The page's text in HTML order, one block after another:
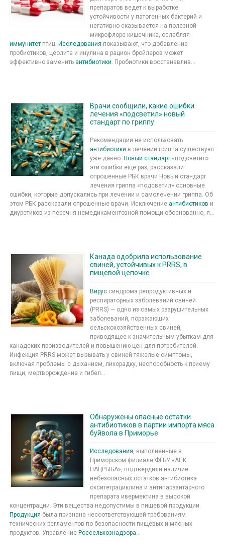
препаратов ведет к выработке
устойчивости у патогенных бактерий и
негативно сказывается на полезной
микрофлоре кишечника, ослабляя
иммунитет птиц. Исследования показывают, что добавление
пробиотиков, цеолита и инулина в рацион бройлеров может
эффективно заменить антибиотики . Пробиотики восстанавлив...
Врачи сообщили, какие ошибки
лечения «подсветил» новый
стандарт по гриппу
Рекомендации не использовать
антибиотики в лечении гриппа существуют
уже давно. Новый стандарт «подсветил»
эти ошибки еще раз, рассказали
опрошенные РБК врачи Новый стандарт
лечения гриппа «подсветил» основные
ошибки, которые допускались при лечении и самолечении гриппа. Об
этом РБК рассказали опрошенные врачи. Исключение антибиотиков и
диуретиков из перечня немедикаментозной помощи обоснованно, я...
Канада одобрила использование
свиней, устойчивых к PRRS, в
пищевой цепочке
Вирус синдрома репродуктивных и
респираторных заболеваний свиней
(PRRS) — одно из самых разрушительных
заболеваний, поражающих
сельскохозяйственных свиней,
приводящее к значительным убыткам для
канадских производителей и повышению цен для потребителей.
Инфекция PRRS может вызывать у свиней тяжелые симптомы,
включая проблемы с дыханием, лихорадку, неспособность к приему
пищи, мертворождение и гибел...
Обнаружены опасные остатки
антибиотиков в партии импорта мяса
буйвола в Приморье
Исследования, выполненные в
Приморском филиале ФГБУ «АПК
НАЦРЫБА», подтвердили наличие
небезопасных остатков антибиотика
окситетрациклина и антипаразитарного
препарата ивермектина в высокой
концентрации. Эти вещества недопустимы в пищевой продукции.
Продукция была признана несоответствующей требованиям
технических регламентов по безопасности пищевых и мясных
продуктов. Управление Россельхознадзора...